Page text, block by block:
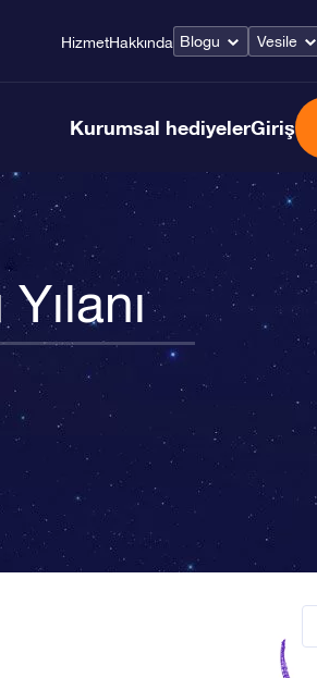
HizmetHakkında Blogu Vesile
Kurumsal hediyelerGiriş